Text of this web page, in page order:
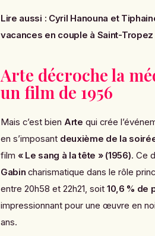
Lire aussi : Cyril Hanouna et
vacances en couple à Saint-Tropez
Arte décroche la
un film de 1956
Mais c’est bien Arte qui crée
en s’imposant deuxième de la
film « Le sang à la tête » (1956). Ce
Gabin charismatique dans le rôle
entre 20h58 et 22h21, soit 10,6 % de
impressionnant pour une œuvre en
ans.